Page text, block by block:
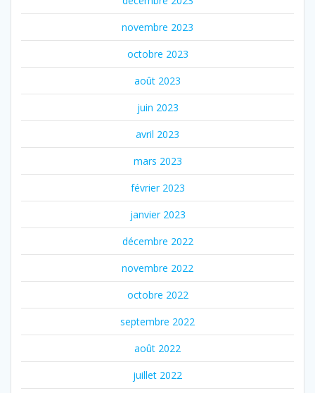
novembre 2023
octobre 2023
août 2023
juin 2023
avril 2023
mars 2023
février 2023
janvier 2023
décembre 2022
novembre 2022
octobre 2022
septembre 2022
août 2022
juillet 2022